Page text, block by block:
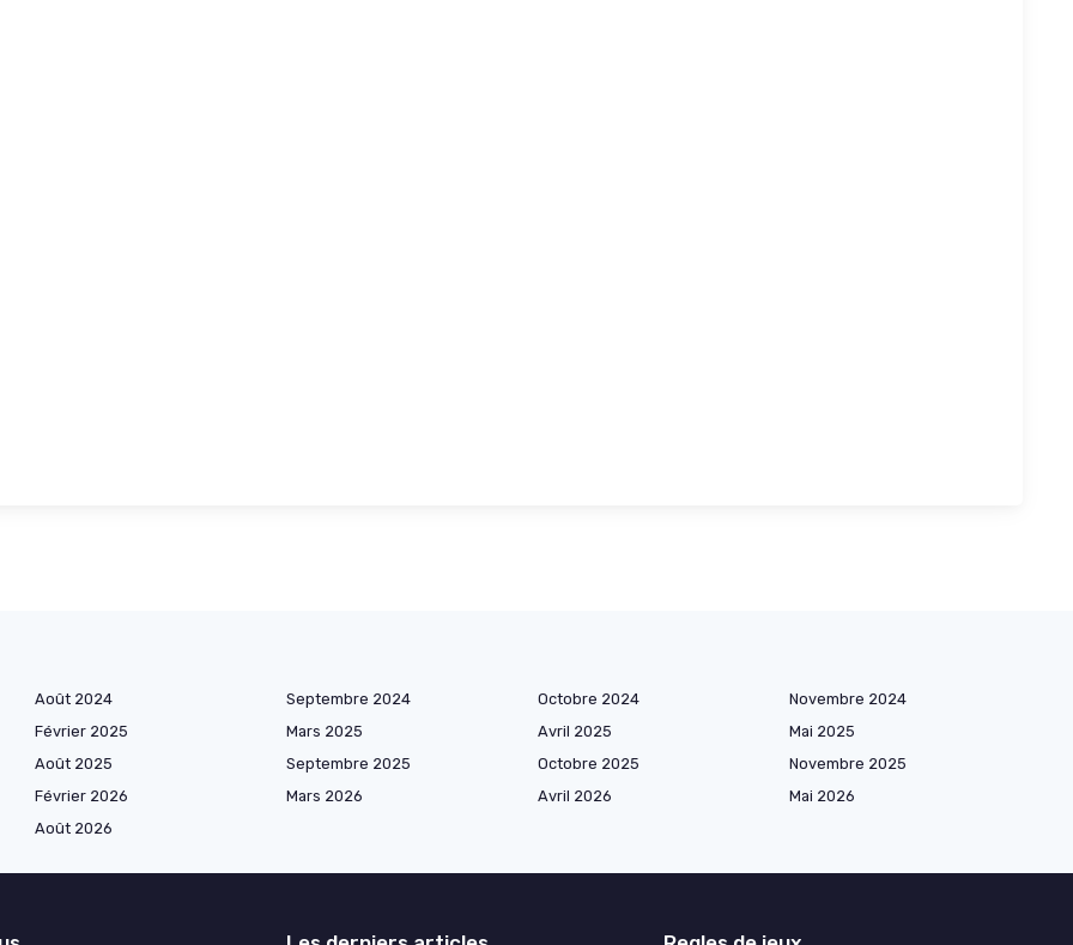
Août 2024 Septembre 2024 Octobre 2024
Novembre 2024
Février 2025 Mars 2025 Avril 2025
Mai 2025
Août 2025 Septembre 2025 Octobre 2025
Novembre 2025
Février 2026 Mars 2026 Avril 2026
Mai 2026
Août 2026